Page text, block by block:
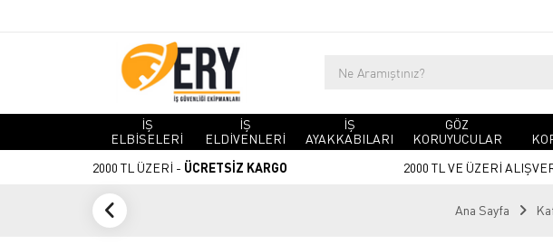
İŞ
ELBİSELERİ
İŞ
ELDİVENLERİ
İŞ
AYAKKABILARI
GÖZ
KORUYUCULAR
2000 TL ÜZERİ - ÜCRETSİZ KARGO 2000 TL VE ÜZERİ
Ana Sayfa